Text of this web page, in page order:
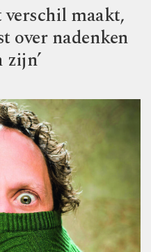
verschil maakt,
over nadenken
zijn’